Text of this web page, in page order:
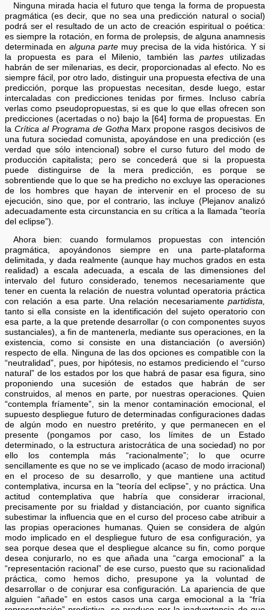
Ninguna mirada hacia el futuro que tenga la forma de propuesta
pragmática (es decir, que no sea una predicción natural o social)
podrá ser el resultado de un acto de creación espiritual o poética:
es siempre la rotación, en forma de prolepsis, de alguna anamnesis
determinada en alguna partemuy precisa de la vida histórica. Y si
la propuesta es para el Milenio, también laspartes utilizadas
habrán de ser milenarias, es decir, proporcionadas al efecto. No es
siempre fácil, por otro lado, distinguir una propuesta efectiva de una
predicción, porque las propuestas necesitan, desde luego, estar
intercaladas con predicciones tenidas por firmes. Incluso cabría
verlas como pseudopropuestas, si es que lo que ellas ofrecen son
predicciones (acertadas o no) bajo la [64] forma de propuestas. En
laCrítica al Programa de Gotha Marx propone rasgos decisivos de
una futura sociedad comunista, apoyándose en una predicción (es
verdad que sólo intencional) sobre el curso futuro del modo de
producción capitalista; pero se concederá que si la propuesta
puede distinguirse de la mera predicción, es porque se
sobrentiende que lo que se ha predicho no excluye las operaciones
de los hombres que hayan de intervenir en el proceso de su
ejecución, sino que, por el contrario, las incluye (Plejanov analizó
adecuadamente esta circunstancia en su crítica a la llamada “teoría
del eclipse”).
Ahora bien: cuando formulamos propuestas con intención
pragmática, apoyándonos siempre en una parte-plataforma
delimitada, y dada realmente (aunque hay muchos grados en esta
realidad) a escala adecuada, a escala de las dimensiones del
intervalo del futuro considerado, tenemos necesariamente que
tener en cuenta la relación de nuestra voluntad operatoria práctica
con relación a esa parte. Una relación necesariamente partidista,
tanto si ella consiste en la identificación del sujeto operatorio con
esa parte, a la que pretende desarrollar (o con componentes suyos
sustanciales), a fin de mantenerla, mediante sus operaciones, en la
existencia, como si consiste en una distanciación (o aversión)
respecto de ella. Ninguna de las dos opciones es compatible con la
“neutralidad”, pues, por hipótesis, no estamos prediciendo el “curso
natural” de los estados por los que habrá de pasar esa figura, sino
proponiendo una sucesión de estados que habrán de ser
construidos, al menos en parte, por nuestras operaciones. Quien
“contempla fríamente”, sin la menor contaminación emocional, el
supuesto despliegue futuro de determinadas configuraciones dadas
de algún modo en nuestro pretérito, y que permanecen en el
presente (pongamos por caso, los límites de un Estado
determinado, o la estructura aristocrática de una sociedad) no por
ello los contempla más “racionalmente”; lo que ocurre
sencillamente es que no se ve implicado (acaso de modo irracional)
en el proceso de su desarrollo, y que mantiene una actitud
contemplativa, incursa en la “teoría del eclipse”, y no práctica. Una
actitud contemplativa que habría que considerar irracional,
precisamente por su frialdad y distanciación, por cuanto significa
subestimar la influencia que en el curso del proceso cabe atribuir a
las propias operaciones humanas. Quien se considera de algún
modo implicado en el despliegue futuro de esa configuración, ya
sea porque desea que el despliegue alcance su fin, como porque
desea conjurarlo, no es que añada una “carga emocional” a la
“representación racional” de ese curso, puesto que su racionalidad
práctica, como hemos dicho, presupone ya la voluntad de
desarrollar o de conjurar esa configuración. La apariencia de que
alguien “añade” en estos casos una carga emocional a la “fría